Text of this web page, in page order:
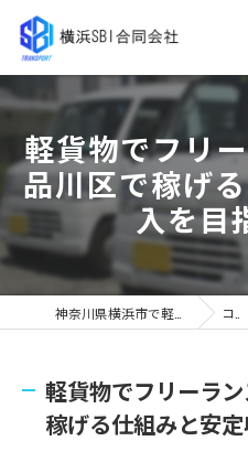
軽貨物でフリ
品川区で稼げ
入を目
コラム
軽貨物でフリーラ
稼げる仕組みと安